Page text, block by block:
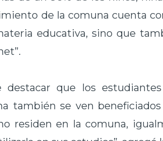
de la comuna cuenta
educativa, sino que
destacar que los
también se ven
residen en la comuna,